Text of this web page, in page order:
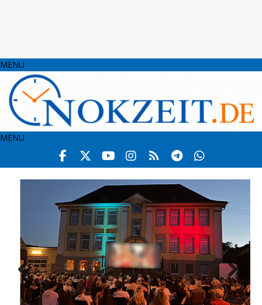
MENU
MENU
Prev
ious
Nex
t